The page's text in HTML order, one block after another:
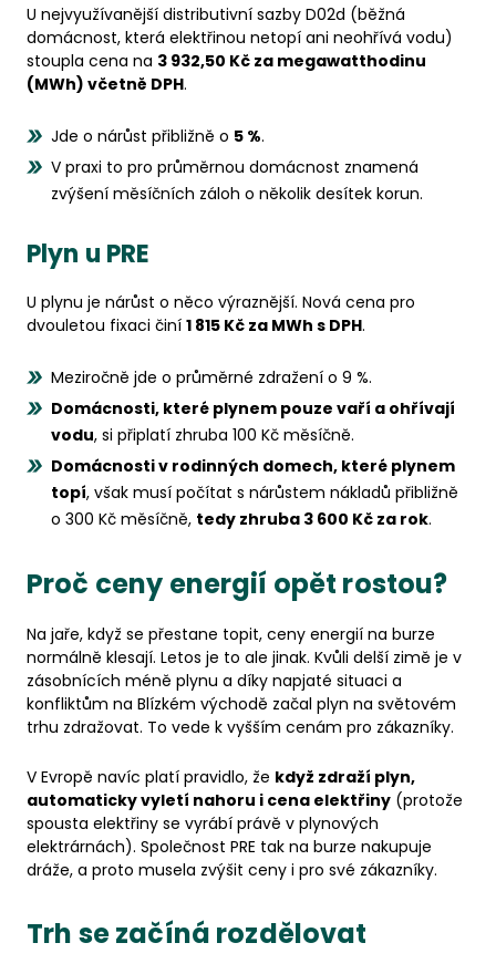
U nejvyužívanější distributivní sazby D02d (běžná
domácnost, která elektřinou netopí ani neohřívá vodu)
stoupla cena na 3 932,50 Kč za megawatthodinu
(MWh) včetně DPH.
Jde o nárůst přibližně o 5 %.
V praxi to pro průměrnou domácnost znamená
zvýšení měsíčních záloh o několik desítek korun.
Plyn u PRE
U plynu je nárůst o něco výraznější. Nová cena pro
dvouletou fixaci činí 1 815 Kč za MWh s DPH.
Meziročně jde o průměrné zdražení o 9 %.
Domácnosti, které plynem pouze vaří a ohřívají
vodu, si připlatí zhruba 100 Kč měsíčně.
Domácnosti v rodinných domech, které plynem
topí, však musí počítat s nárůstem nákladů přibližně
o 300 Kč měsíčně, tedy zhruba 3 600 Kč za rok.
Proč ceny energií opět rostou?
Na jaře, když se přestane topit, ceny energií na burze
normálně klesají. Letos je to ale jinak. Kvůli delší zimě je v
zásobnících méně plynu a díky napjaté situaci a
konfliktům na Blízkém východě začal plyn na světovém
trhu zdražovat. To vede k vyšším cenám pro zákazníky.
V Evropě navíc platí pravidlo, že když zdraží plyn,
automaticky vyletí nahoru i cena elektřiny (protože
spousta elektřiny se vyrábí právě v plynových
elektrárnách). Společnost PRE tak na burze nakupuje
dráže, a proto musela zvýšit ceny i pro své zákazníky.
Trh se začíná rozdělovat